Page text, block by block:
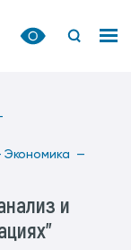
Экономика —
и